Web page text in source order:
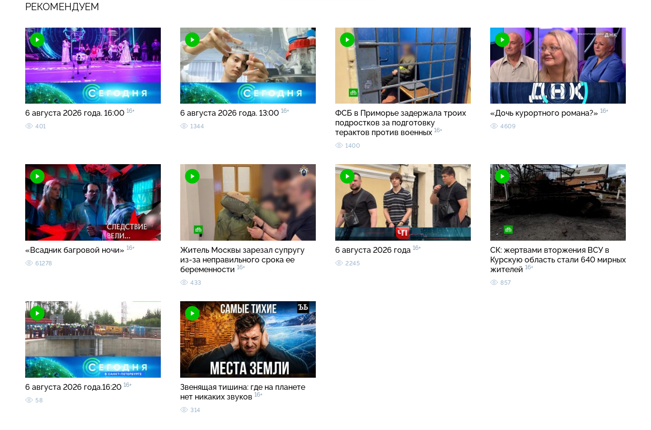
РЕКОМЕНДУЕМ
6 августа 2026 года. 16:00 16+
401
6 августа 2026 года. 13:00 16+
1344
ФСБ в Приморье задержала троих
подростков за подготовку
терактов против военных 16+
1400
«Дочь курортного романа?» 16+
4609
«Всадник багровой ночи» 16+
61278
Житель Москвы зарезал супругу
из-за неправильного срока ее
беременности 16+
433
6 августа 2026 года 16+
2245
СК: жертвами вторжения ВСУ в
Курскую область стали 640 мирных
жителей 16+
857
6 августа 2026 года.16:20 16+
58
Звенящая тишина: где на планете
нет никаких звуков 16+
314